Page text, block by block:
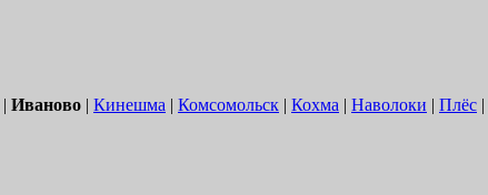
| Иваново | Кинешма | Комсомольск | Кохма | Наволоки | Плёс |